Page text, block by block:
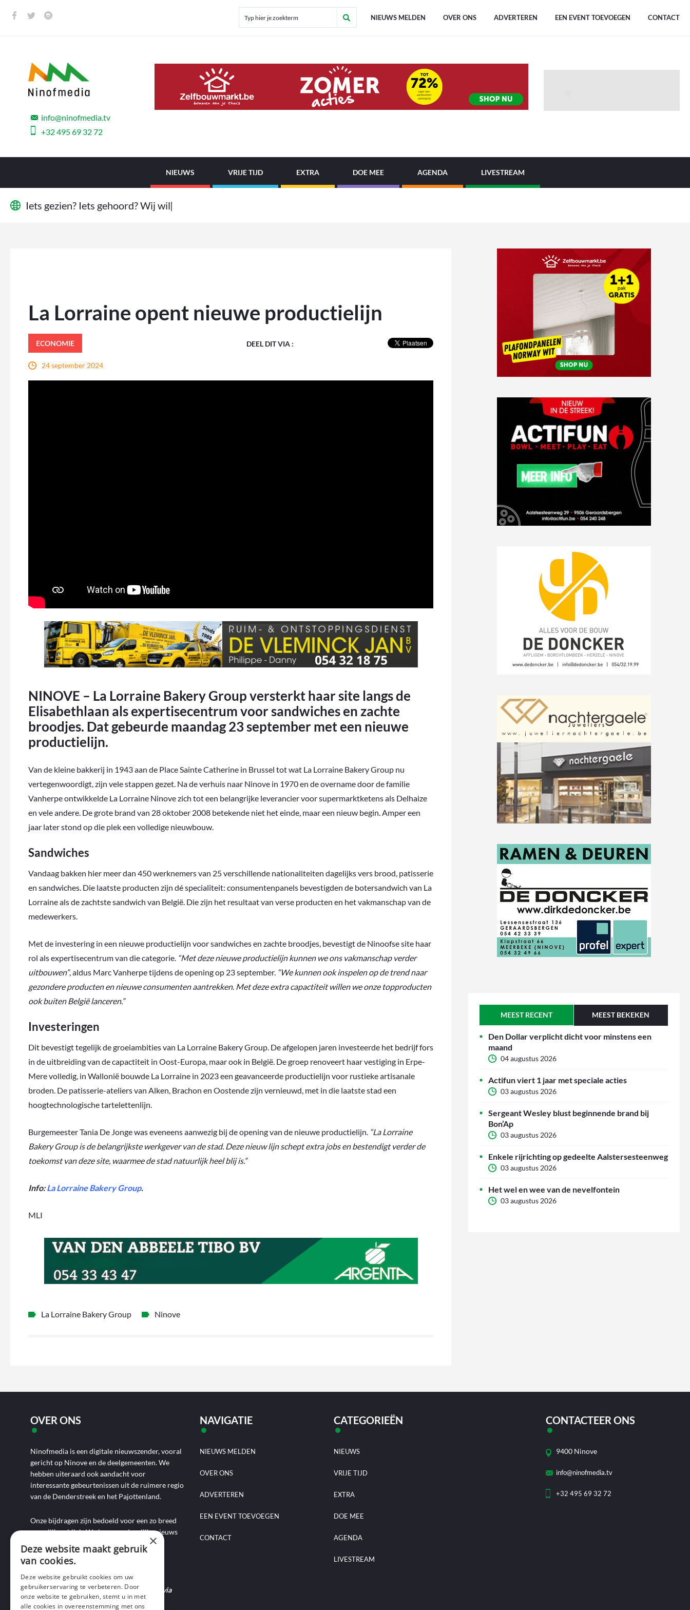
NIEUWS MELDEN OVER ONS ADVERTEREN EEN EVENT TOEVOEGEN CONTACT
info@ninofmedia.tv
+32 495 69 32 72
NIEUWS VRIJE TIJD EXTRA DOE MEE AGENDA LIVESTREAM
Iets gezien? Iets gehoord?Wij will
La Lorraine opent nieuwe productielijn
ECONOMIE
24 september 2024
DEEL DIT VIA :
NINOVE – La Lorraine Bakery Group versterkt haar site langs de
Elisabethlaan als expertisecentrum voor sandwiches en zachte
broodjes. Dat gebeurde maandag 23 september met een nieuwe
productielijn.
Van de kleine bakkerij in 1943 aan de Place Sainte Catherine in Brussel tot wat La Lorraine Bakery Group nu
vertegenwoordigt, zijn vele stappen gezet. Na de verhuis naar Ninove in 1970 en de overname door de familie
Vanherpe ontwikkelde La Lorraine Ninove zich tot een belangrijke leverancier voor supermarktketens als Delhaize
en vele andere. De grote brand van 28 oktober 2008 betekende niet het einde, maar een nieuw begin. Amper een
jaar later stond op die plek een volledige nieuwbouw.
Sandwiches
Vandaag bakken hier meer dan 450 werknemers van 25 verschillende nationaliteiten dagelijks vers brood, patisserie
en sandwiches. Die laatste producten zijn dé specialiteit: consumentenpanels bevestigden de botersandwich van La
Lorraine als de zachtste sandwich van België. Die zijn het resultaat van verse producten en het vakmanschap van de
medewerkers.
Met de investering in een nieuwe productielijn voor sandwiches en zachte broodjes, bevestigt de Ninoofse site haar
rol als expertisecentrum van die categorie. “Met deze nieuwe productielijn kunnen we ons vakmanschap verder
uitbouwen”, aldus Marc Vanherpe tijdens de opening op 23 september. “We kunnen ook inspelen op de trend naar
gezondere producten en nieuwe consumenten aantrekken. Met deze extra capactiteit willen we onze topproducten
ook buiten België lanceren.”
Investeringen
Dit bevestigt tegelijk de groeiambities van La Lorraine Bakery Group. De afgelopen jaren investeerde het bedrijf fors
in de uitbreiding van de capactiteit in Oost-Europa, maar ook in België. De groep renoveert haar vestiging in Erpe-
Mere volledig, in Wallonië bouwde La Lorraine in 2023 een geavanceerde productielijn voor rustieke artisanale
broden. De patisserie-ateliers van Alken, Brachon en Oostende zijn vernieuwd, met in die laatste stad een
hoogtechnologische tartelettenlijn.
Burgemeester Tania De Jonge was eveneens aanwezig bij de opening van de nieuwe productielijn. “La Lorraine
Bakery Group is de belangrijkste werkgever van de stad. Deze nieuw lijn schept extra jobs en bestendigt verder de
toekomst van deze site, waarmee de stad natuurlijk heel blij is.”
Info:La Lorraine Bakery Group.
MLI
La Lorraine Bakery Group Ninove
MEEST RECENT MEEST BEKEKEN
Den Dollar verplicht dicht voor minstens een
maand
04 augustus 2026
Actifun viert 1 jaar met speciale acties
03 augustus 2026
Sergeant Wesley blust beginnende brand bij
Bon’Ap
03 augustus 2026
Enkele rijrichting op gedeelte Aalstersesteenweg
03 augustus 2026
Het wel en wee van de nevelfontein
03 augustus 2026
OVER ONS
Ninofmedia is een digitale nieuwszender, vooral
gericht op Ninove en de deelgemeenten. We
hebben uiteraard ook aandacht voor
interessante gebeurtenissen uit de ruimere regio
van de Denderstreek en het Pajottenland.
Onze bijdragen zijn bedoeld voor een zo breed
mogelijk publiek. We brengen dagelijks nieuws
aan de hand van artikels, foto-, audio- en
videoverslagen, interviews, reportages en
commentaarstukken.
Heb je nieuws te melden? Contacteer ons via
mail of bel ons op 0495-69 32 72.
NAVIGATIE
NIEUWS MELDEN
OVER ONS
ADVERTEREN
EEN EVENT TOEVOEGEN
CONTACT
CATEGORIEËN
NIEUWS
VRIJE TIJD
EXTRA
DOE MEE
AGENDA
LIVESTREAM
CONTACTEER ONS
9400 Ninove
info@ninofmedia.tv
+32 495 69 32 72
×
Deze website maakt gebruik
van cookies.
Deze website gebruikt cookies om uw
gebruikerservaring te verbeteren. Door
onze website te gebruiken, stemt u in met
alle cookies in overeenstemming met ons